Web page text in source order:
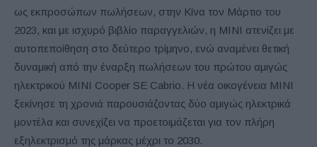
ως εκπροσώπων πωλήσεων, στην Κίνα τον Μάρτιο του
2023, και με ισχυρό βιβλίο παραγγελιών, η MINI ατενίζει με
αυτοπεποίθηση στο δεύτερο τρίμηνο, ενώ αναμένει θετική
δυναμική από την έναρξη πωλήσεων του πρώτου αμιγώς
ηλεκτρικού MINI Cooper SE Cabrio. Η νέα οικογένεια MINI
ξεκίνησε τη χρονιά παρουσιάζοντας δύο αμιγώς ηλεκτρικά
μοντέλα και συνεχίζει να προετοιμάζεται για τον πλήρη
εξηλεκτρισμό της μάρκας μέχρι το 2030.